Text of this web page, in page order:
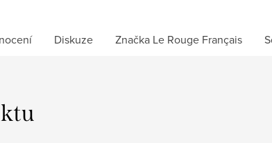
Diskuze Značka Le Rouge Français